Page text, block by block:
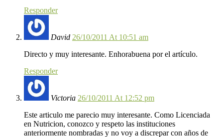
Responder
David 26/10/2011 At 10:51 am
Directo y muy interesante. Enhorabuena por el artículo.
Responder
Victoria 26/10/2011 At 12:52 pm
Este articulo me parecio muy interesante. Como Licenciada
en Nutricion, conozco y respeto las instituciones
anteriormente nombradas y no voy a discrepar con años de